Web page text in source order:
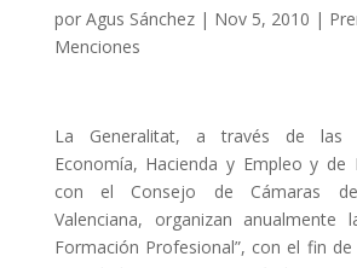
por Agus Sánchez| Nov 5, 2010 |
Menciones
La Generalitat, a través de las
Economía, Hacienda y Empleo y de
con el Consejo de Cámaras
Valenciana, organizan anualmente
Formación Profesional”, con el fin